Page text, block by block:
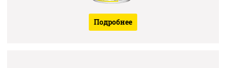
Подробнее